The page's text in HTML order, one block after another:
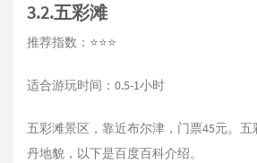
3.2.五彩滩
推荐指数：⭐⭐⭐
适合游玩时间：0.5-1小时
五彩滩景区，靠近布尔津，门票45元。
丹地貌，以下是百度百科介绍。